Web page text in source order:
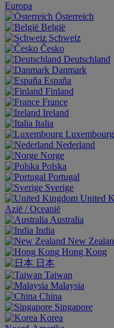
Europa
Österreich
België
Schweiz
Česko
Deutschland
Danmark
España
Finland
France
Ireland
Italia
Luxembourg
Nederland
Norge
Polska
Portugal
Sverige
United
Aziё / Oceaniё
Australia
India
New
Hong Kong
日本
Taiwan
Malaysia
China
Singapore
Korea